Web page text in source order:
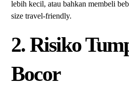
lebih kecil, atau bahkan membeli
size travel-friendly.
2. Risiko
Bocor